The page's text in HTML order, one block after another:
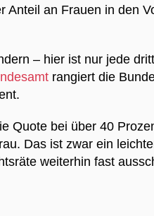
Anteil an Frauen in den
– hier ist nur jede
rangiert die
Quote bei über 40
Das ist zwar ein
weiterhin fast